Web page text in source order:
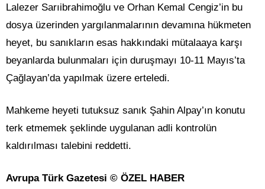
Lalezer Sarıibrahimoğlu ve Orhan Kemal Cengiz’in bu
dosya üzerinden yargılanmalarının devamına hükmeten
heyet, bu sanıkların esas hakkındaki mütalaaya karşı
beyanlarda bulunmaları için duruşmayı 10-11 Mayıs’ta
Çağlayan’da yapılmak üzere erteledi.
Mahkeme heyeti tutuksuz sanık Şahin Alpay’ın konutu
terk etmemek şeklinde uygulanan adli kontrolün
kaldırılması talebini reddetti.​
Avrupa Türk Gazetesi © ÖZEL HABER